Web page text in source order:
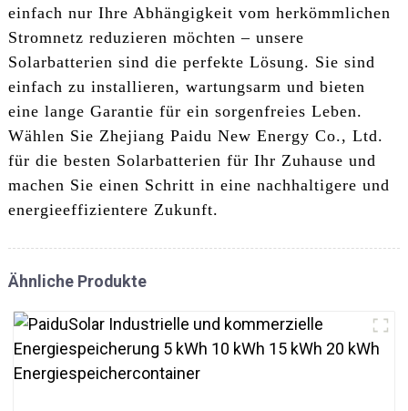
einfach nur Ihre Abhängigkeit vom herkömmlichen
Stromnetz reduzieren möchten – unsere
Solarbatterien sind die perfekte Lösung. Sie sind
einfach zu installieren, wartungsarm und bieten
eine lange Garantie für ein sorgenfreies Leben.
Wählen Sie Zhejiang Paidu New Energy Co., Ltd.
für die besten Solarbatterien für Ihr Zuhause und
machen Sie einen Schritt in eine nachhaltigere und
energieeffizientere Zukunft.
Ähnliche Produkte